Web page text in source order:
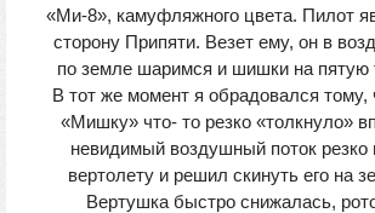
«Ми-8», камуфляжного цвета. Пилот
сторону Припяти. Везет ему, он в
по земле шаримся и шишки на пятую
В тот же момент я обрадовался
«Мишку» что- то резко «толкнуло»
невидимый воздушный поток резко
вертолету и решил скинуть его на
Вертушка быстро снижалась,